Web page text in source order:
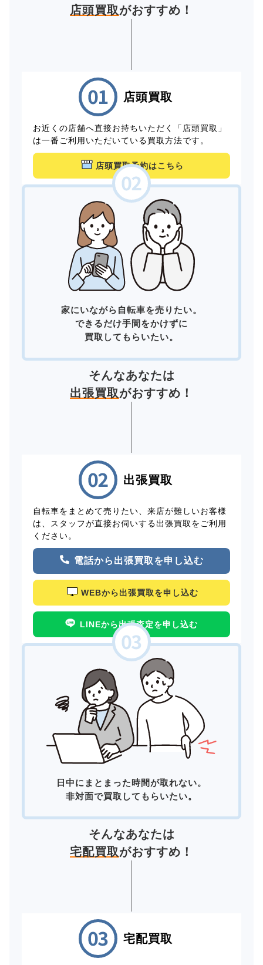
店頭買取がおすすめ！
店頭買取
お近くの店舗へ直接お持ちいただく「店頭買取」
は一番ご利用いただいている買取方法です。
店頭買取予約はこちら
家にいながら自転車を売りたい。
できるだけ手間をかけずに
買取してもらいたい。
そんなあなたは
出張買取がおすすめ！
出張買取
自転車をまとめて売りたい、来店が難しいお客様
は、スタッフが直接お伺いする出張買取をご利用
ください。
電話から出張買取を申し込む
WEBから出張買取を申し込む
LINEから出張査定を申し込む
日中にまとまった時間が取れない。
非対面で買取してもらいたい。
そんなあなたは
宅配買取がおすすめ！
宅配買取